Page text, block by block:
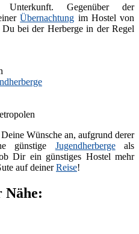
Unterkunft. Gegenüber der
Übernachtung im Hostel von
bei der Herberge in der Regel
Wünsche an, aufgrund derer
günstige Jugendherbergeals
Dir ein günstiges Hostel mehr
auf deinerReise!